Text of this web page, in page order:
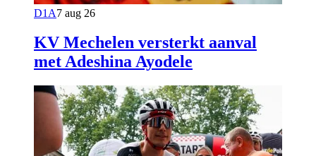
D1A7 aug 26
KV Mechelen versterkt aanval
met Adeshina Ayodele